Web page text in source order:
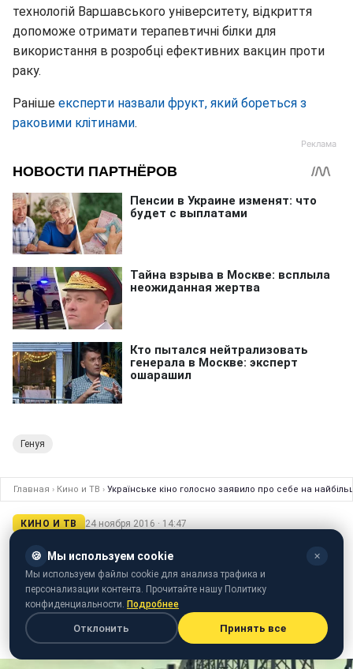
технологій Варшавського університету, відкриття
допоможе отримати терапевтичні білки для
використання в розробці ефективних вакцин проти
раку.
Раніше експерти назвали фрукт, який бореться з
раковими клітинами.
Генуя
Главная › Кино и ТВ › Українське кіно голосно заявило про себе на
КИНО И ТВ 24 ноября 2016 · 14:47
Українське кіно голосно заявило про
себе на найбільшому кінофестивалі
Північної Європи
Гості фестивалю дізналися про стан кіногалузі в нашій
країні і захоплювалися українськими режисерами
🍪 Мы используем cookie ✕
Мы используем файлы cookie для анализа трафика и
персонализации контента. Прочитайте нашу Политику
конфиденциальности. Подробнее
Отклонить Принять все